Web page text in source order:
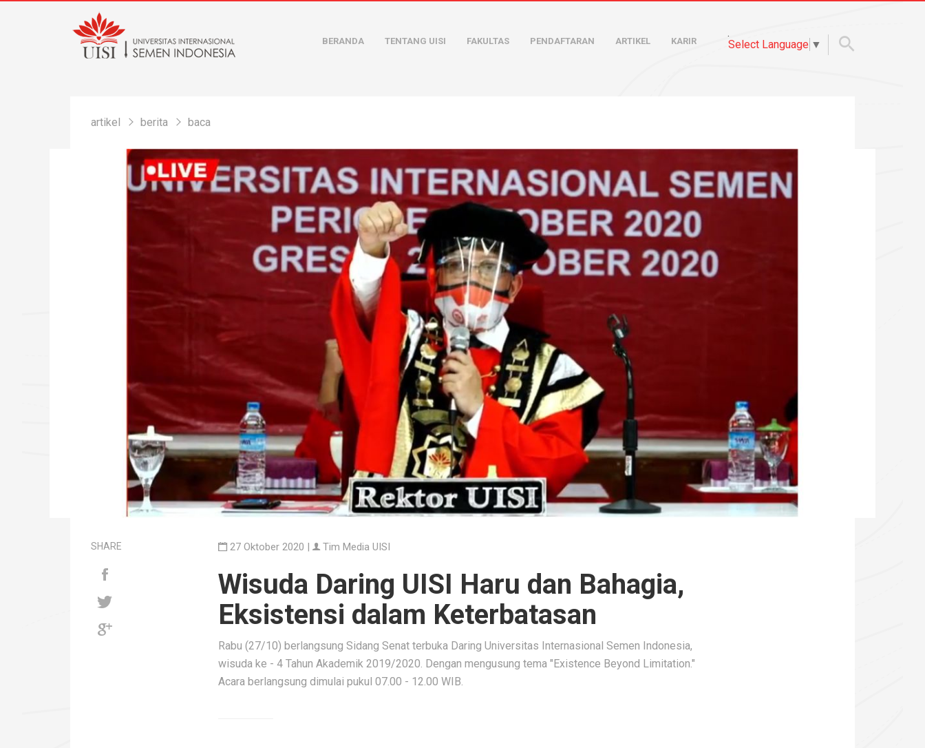
BERANDA TENTANG UISI FAKULTAS PENDAFTARAN ARTIKEL KARIR
.
Select Language ▼
artikel berita baca
SHARE 27 Oktober 2020 | Tim Media UISI
Wisuda Daring UISI Haru dan Bahagia,
Eksistensi dalam Keterbatasan
Rabu (27/10) berlangsung Sidang Senat terbuka Daring Universitas Internasional Semen Indonesia,
wisuda ke - 4 Tahun Akademik 2019/2020. Dengan mengusung tema "Existence Beyond Limitation."
Acara berlangsung dimulai pukul 07.00 - 12.00 WIB.